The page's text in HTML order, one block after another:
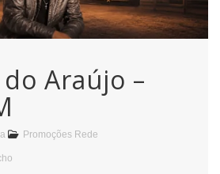
Araújo –
Promoções Rede